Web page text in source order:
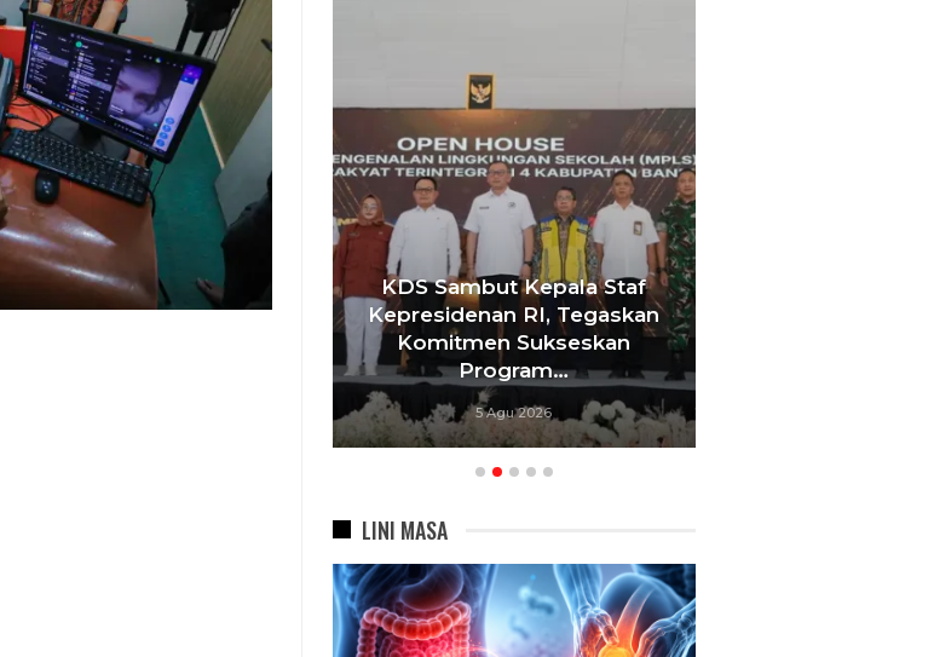
Pemkot Siapkan TPST
KDS Sambut Kepala Staf
Kepresidenan RI, Tegaskan
Komitmen Sukseskan
Program…
5 Agu 2026
LINI MASA